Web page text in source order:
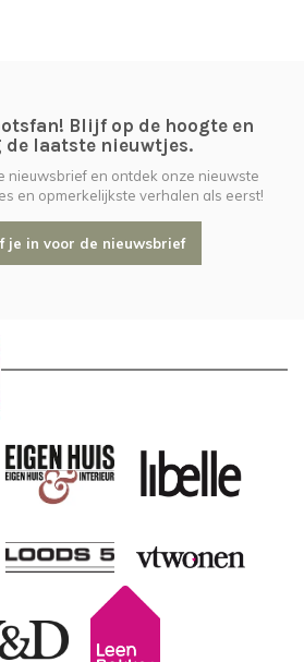
Blijf op de hoogte en
de laatste nieuwtjes.
nieuwsbrief en ontdek onze nieuwste
en opmerkelijkste verhalen als eerst!
je in voor de nieuwsbrief